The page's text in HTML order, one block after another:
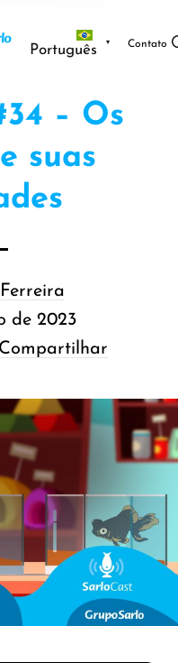
Português Contato
– Os
suas
de 2023
Compartilhar